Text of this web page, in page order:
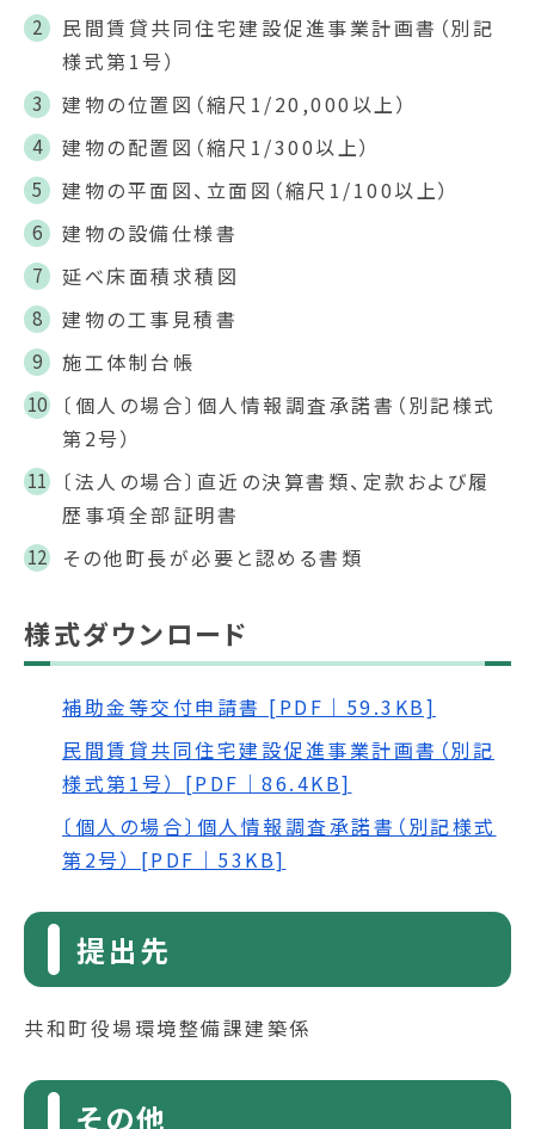
民間賃貸共同住宅建設促進事業計画書（別記
様式第1号）
建物の位置図（縮尺1/20,000以上）
建物の配置図（縮尺1/300以上）
建物の平面図、立面図（縮尺1/100以上）
建物の設備仕様書
延べ床面積求積図
建物の工事見積書
施工体制台帳
〔個人の場合〕個人情報調査承諾書（別記様式
第2号）
〔法人の場合〕直近の決算書類、定款および履
歴事項全部証明書
その他町長が必要と認める書類
様式ダウンロード
補助金等交付申請書 [PDF｜59.3KB]
民間賃貸共同住宅建設促進事業計画書（別記
様式第1号） [PDF｜86.4KB]
〔個人の場合〕個人情報調査承諾書（別記様式
第2号） [PDF｜53KB]
提出先
共和町役場環境整備課建築係
その他